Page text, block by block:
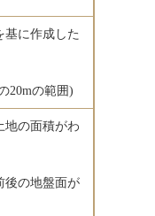
基に作成した
20mの範囲)
地の面積がわ
後の地盤面が